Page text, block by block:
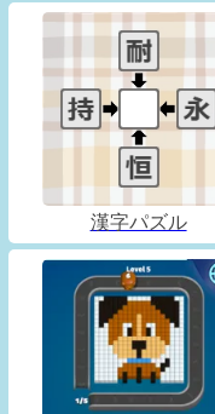
漢字パズル